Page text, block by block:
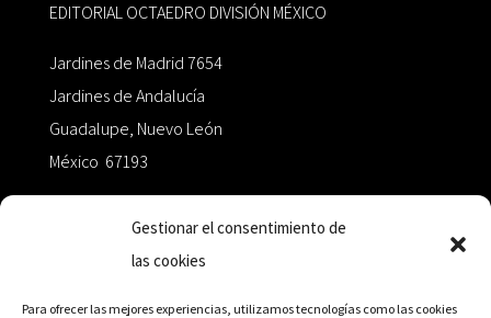
Gestionar el consentimiento de
las cookies
Para ofrecer las mejores experiencias, utilizamos tecnologías como las cookies
EDITORIAL OCTAEDRO DIVISIÓN MÉXICO
Jardines de Madrid 7654
Jardines de Andalucía
Guadalupe, Nuevo León
México 67193
+52 811.499.5638